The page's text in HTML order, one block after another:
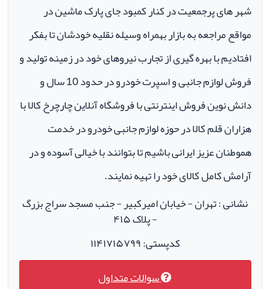
شهر های پرجمعیت در کنار کمبود جای پارک ماشین در
مواقع مراجعه به بازار بهمراه وسیله نقلیه خودشان تا بفکر
افتادیم با بهره گیری از تجارب نیروهای خود در زمینه تولید و
فروش لوازم جانبی و اسپرت خودرو در حدود 10 سال و
دانش نوین فروش اینترنتی با فروشگاه آنلاین چارچرخ کالا با
هزاران قلم کالا در حوزه لوازم جانبی خودرو در خدمت
هموطنان عزیز ایرانی باشیم تا بتوانند با خیالی آسوده و در
آرامش کامل کالای خود را تهیه نمایند.
نشانی : تهران - خیابان امیرکبیر - جنب مسجد سراج بزرگ
- پلاک ۴۱۵
کدپستی: ۱۱۴۱۷۱۵۷۹۹
سوالات متداول